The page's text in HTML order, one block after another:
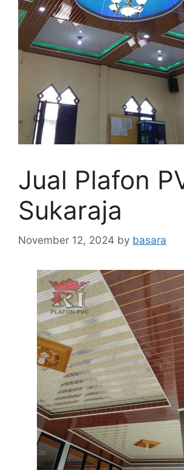
Jual Plafon
Sukaraja
November 12, 2024 by basara